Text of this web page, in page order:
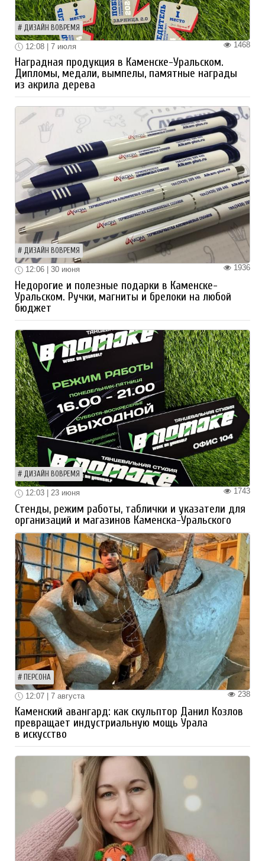
ДИЗАЙН ВОВРЕМЯ
1468
12:08 | 7 июля
Наградная продукция в Каменске-Уральском.
Дипломы, медали, вымпелы, памятные награды
из акрила дерева
ДИЗАЙН ВОВРЕМЯ
1936
12:06 | 30 июня
Недорогие и полезные подарки в Каменске-
Уральском. Ручки, магниты и брелоки на любой
бюджет
ДИЗАЙН ВОВРЕМЯ
1743
12:03 | 23 июня
Стенды, режим работы, таблички и указатели для
организаций и магазинов Каменска-Уральского
ПЕРСОНА
238
12:07 | 7 августа
Каменский авангард: как скульптор Данил Козлов
превращает индустриальную мощь Урала
в искусство